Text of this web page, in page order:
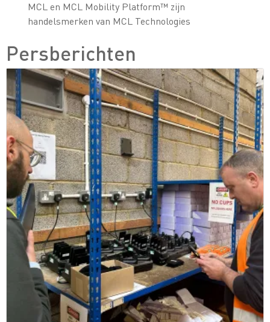
MCL en MCL Mobility Platform™ zijn
handelsmerken van MCL Technologies
Persberichten